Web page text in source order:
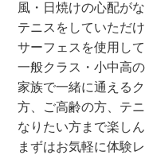
風・日焼けの心配が
テニスをしていただ
サーフェスを使用し
一般クラス・小中高
家族で一緒に通える
方、ご高齢の方、テ
なりたい方まで楽し
まずはお気軽に体験